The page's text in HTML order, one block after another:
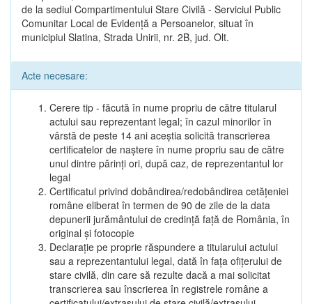
de la sediul Compartimentului Stare Civilă - Serviciul Public
Comunitar Local de Evidență a Persoanelor, situat în
municipiul Slatina, Strada Unirii, nr. 2B, jud. Olt.
Acte necesare:
Cerere tip - făcută în nume propriu de către titularul
actului sau reprezentant legal; în cazul minorilor în
vârstă de peste 14 ani aceștia solicită transcrierea
certificatelor de naștere în nume propriu sau de către
unul dintre părinți ori, după caz, de reprezentantul lor
legal
Certificatul privind dobândirea/redobândirea cetățeniei
române eliberat în termen de 90 de zile de la data
depunerii jurământului de credință față de România, în
original și fotocopie
Declarație pe proprie răspundere a titularului actului
sau a reprezentantului legal, dată în fața ofițerului de
stare civilă, din care să rezulte dacă a mai solicitat
transcrierea sau înscrierea în registrele române a